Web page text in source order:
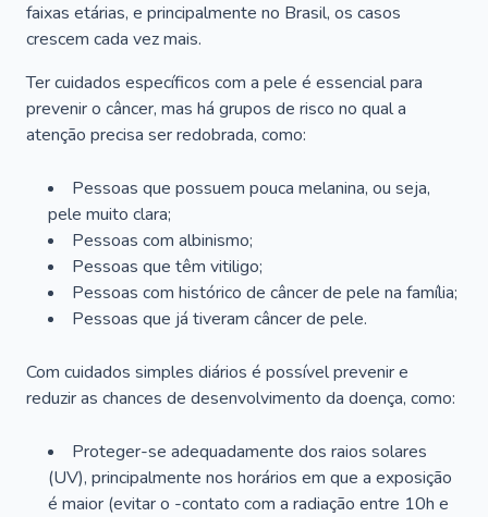
faixas etárias, e principalmente no Brasil, os casos
crescem cada vez mais.
Ter cuidados específicos com a pele é essencial para
prevenir o câncer, mas há grupos de risco no qual a
atenção precisa ser redobrada, como:
Pessoas que possuem pouca melanina, ou seja,
pele muito clara;
Pessoas com albinismo;
Pessoas que têm vitiligo;
Pessoas com histórico de câncer de pele na família;
Pessoas que já tiveram câncer de pele.
Com cuidados simples diários é possível prevenir e
reduzir as chances de desenvolvimento da doença, como:
Proteger-se adequadamente dos raios solares
(UV), principalmente nos horários em que a exposição
é maior (evitar o -contato com a radiação entre 10h e